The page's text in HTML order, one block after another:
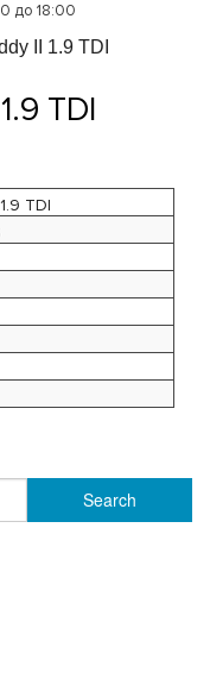
до 18:00
II 1.9 TDI
TDI
TDI